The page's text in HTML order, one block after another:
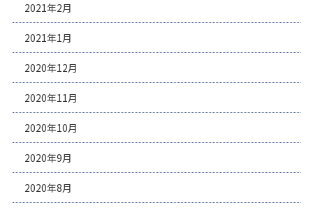
2021年2月
2021年1月
2020年12月
2020年11月
2020年10月
2020年9月
2020年8月